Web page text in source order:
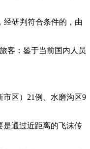
经研判符合条件的，由
客：鉴于当前国内人员
区）21例、水磨沟区9
是通过近距离的飞沫传